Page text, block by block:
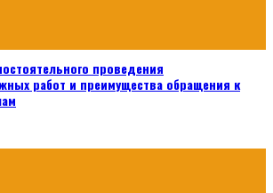
проведения
работ и преимущества обращения к